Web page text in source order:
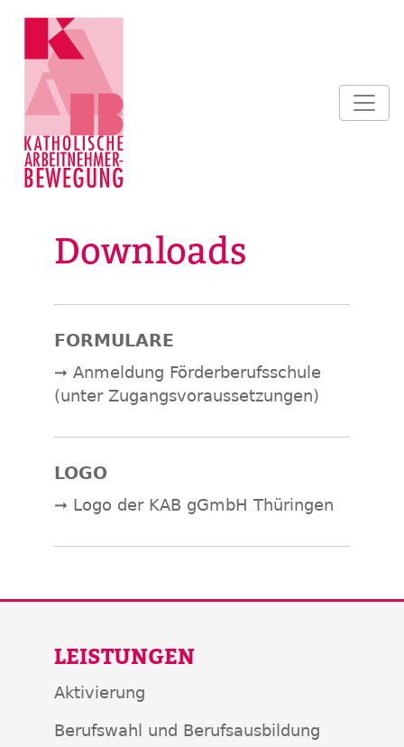
Downloads
FORMULARE
➞ Anmeldung Förderberufsschule
(unter Zugangsvoraussetzungen)
LOGO
➞ Logo der KAB gGmbH Thüringen
LEISTUNGEN
Aktivierung
Berufswahl und Berufsausbildung